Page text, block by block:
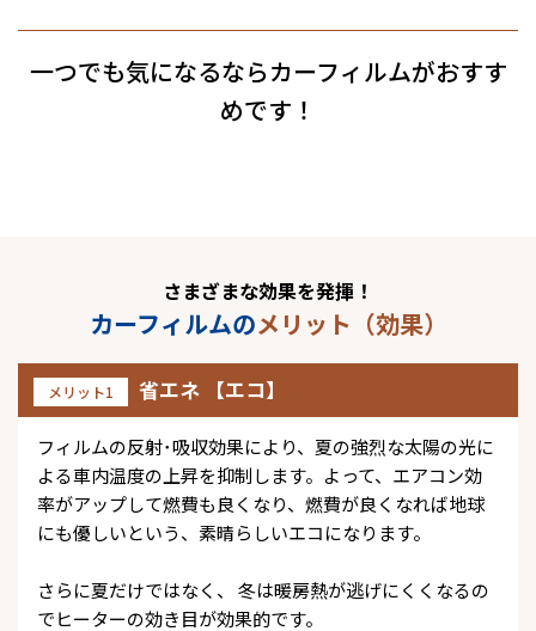
一つでも気になるならカーフィルムがおすす
めです！
さまざまな効果を発揮！
カーフィルムのメリット（効果）
メリット1 省エネ 【エコ】
フィルムの反射･吸収効果により、夏の強烈な太陽の光に
よる車内温度の上昇を抑制します。よって、エアコン効
率がアップして燃費も良くなり、燃費が良くなれば地球
にも優しいという、素晴らしいエコになります。
さらに夏だけではなく、 冬は暖房熱が逃げにくくなるの
でヒーターの効き目が効果的です。